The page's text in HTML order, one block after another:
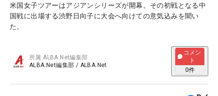
米国女子ツアーはアジアンシリーズが開幕。その初戦となる中
国戦に出場する渋野日向子に大会へ向けての意気込みを聞い
た。
所属ALBA Net編集部
ALBA Net編集部 / ALBA Net
コメン
ト
0件